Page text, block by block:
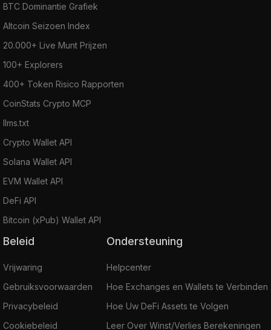
BTC Dominantie Grafiek
Altcoin Seizoen Index
20.000+ Live Munt Prijzen
100+ Explorers
400+ Token Risico Rapporten
CoinStats Crypto MCP
llms.txt
Crypto Wallet API
Solana Wallet API
EVM Wallet API
DeFi API
Bitcoin (xPub) Wallet API
Beleid
Vrijwaring
Gebruiksvoorwaarden
Privacybeleid
Cookiebeleid
Ondersteuning
Helpcenter
Hoe Exchanges en Wallets te Verbinden
Hoe Uw DeFi Assets te Volgen
Leer Over Winst/Verlies Berekeningen